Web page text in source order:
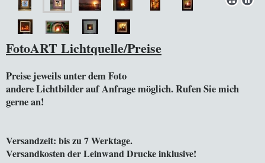
FotoART Lichtquelle/Preise
Preise jeweils unter dem Foto
andere Lichtbilder auf Anfrage möglich. Rufen Sie mich
gerne an!
Versandzeit: bis zu 7 Werktage.
Versandkosten der Leinwand Drucke inklusive!